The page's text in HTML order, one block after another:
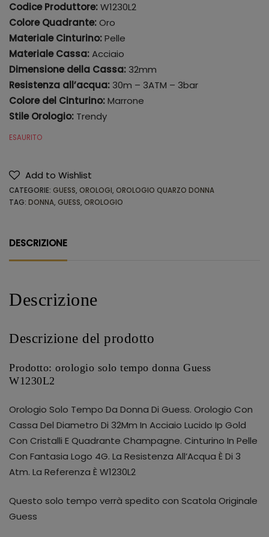
Codice Produttore:W1230L2
Colore Quadrante:Oro
Materiale Cinturino:Pelle
Materiale Cassa:Acciaio
Dimensione della Cassa: 32mm
Resistenza all’acqua: 30m – 3ATM – 3bar
Colore del Cinturino:Marrone
Stile Orologio: Trendy
ESAURITO
Add to Wishlist
CATEGORIE: GUESS, OROLOGI, OROLOGIO QUARZO DONNA
TAG: DONNA, GUESS, OROLOGIO
DESCRIZIONE
Descrizione
Descrizione del prodotto
Prodotto: orologio solo tempo donna Guess
W1230L2
Orologio Solo Tempo Da Donna Di Guess. Orologio Con
Cassa Del Diametro Di 32Mm In Acciaio Lucido Ip Gold
Con Cristalli E Quadrante Champagne. Cinturino In Pelle
Con Fantasia Logo 4G. La Resistenza All’Acqua È Di 3
Atm. La Referenza È W1230L2
Questo solo tempo verrà spedito con Scatola Originale
Guess